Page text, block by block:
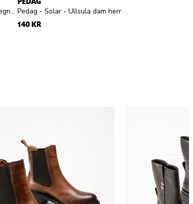
Springyard - Shoe Protect impregnering - Impregneringsspray Pedag - Solar - Ullsula dam herr
140 KR